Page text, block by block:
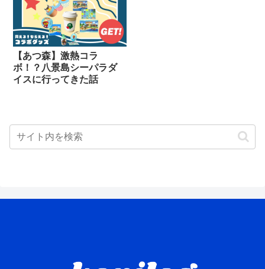
【あつ森】激熱コラ
ボ！？八景島シーパラダ
イスに行ってきた話